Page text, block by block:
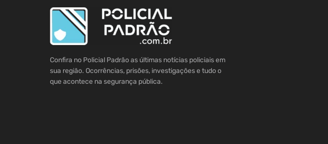
Confira no Policial Padrão as últimas notícias policiais em
sua região. Ocorrências, prisões, investigações e tudo o
que acontece na segurança pública.